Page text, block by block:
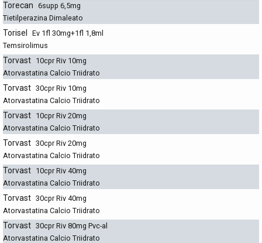
Torecan 6supp 6,5mg
Tietilperazina Dimaleato
Torisel
Ev 1fl 30mg+1fl 1,8ml
Temsirolimus
Torvast 10cpr Riv 10mg
Atorvastatina Calcio Triidrato
Torvast 30cpr Riv 10mg
Atorvastatina Calcio Triidrato
Torvast 10cpr Riv 20mg
Atorvastatina Calcio Triidrato
Torvast 30cpr Riv 20mg
Atorvastatina Calcio Triidrato
Torvast 10cpr Riv 40mg
Atorvastatina Calcio Triidrato
Torvast 30cpr Riv 40mg
Atorvastatina Calcio Triidrato
Torvast 30cpr Riv 80mg Pvc-al
Atorvastatina Calcio Triidrato